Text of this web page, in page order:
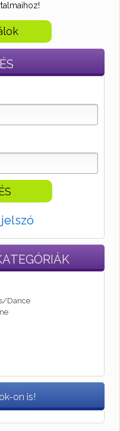
Dance
on is!